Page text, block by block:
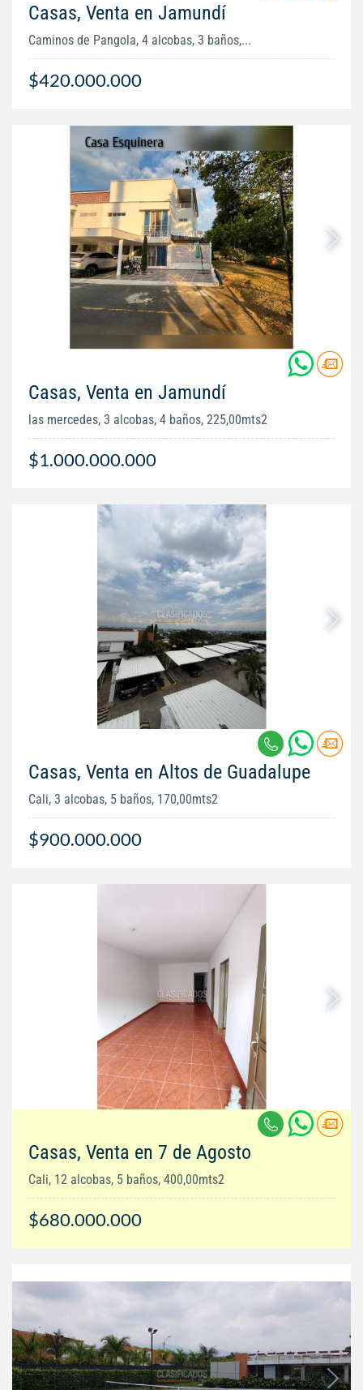
Casas, Venta en Jamundí
Caminos de Pangola, 4 alcobas, 3 baños,...
$420.000.000
Casas, Venta en Jamundí
las mercedes, 3 alcobas, 4 baños, 225,00mts2
$1.000.000.000
Casas, Venta en Altos de Guadalupe
Cali, 3 alcobas, 5 baños, 170,00mts2
$900.000.000
Casas, Venta en 7 de Agosto
Cali, 12 alcobas, 5 baños, 400,00mts2
$680.000.000